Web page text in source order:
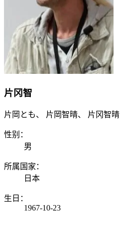
片冈智
片岡とも、 片岡智晴、 片冈智晴
性别：
男
所属国家：
日本
生日：
1967-10-23